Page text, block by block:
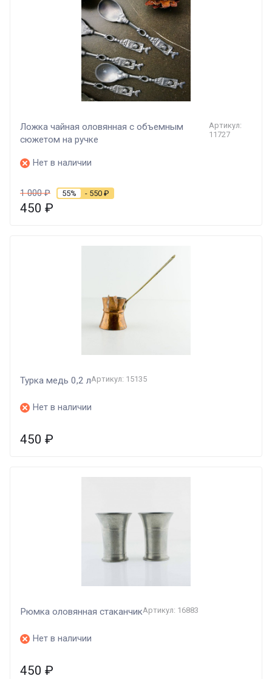
Ложка чайная оловянная с объемным
сюжетом на ручке
Артикул:
11727
Нет в наличии
1 000₽ 55% - 550 ₽
450 ₽
Турка медь 0,2 лАртикул: 15135
Нет в наличии
450 ₽
Рюмка оловянная стаканчикАртикул: 16883
Нет в наличии
450 ₽